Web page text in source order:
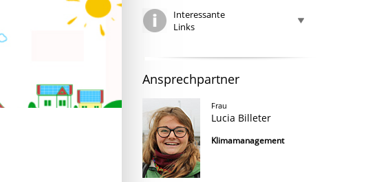
Interessante
Links
Ansprechpartner
Frau
Lucia Billeter
Klimamanagement